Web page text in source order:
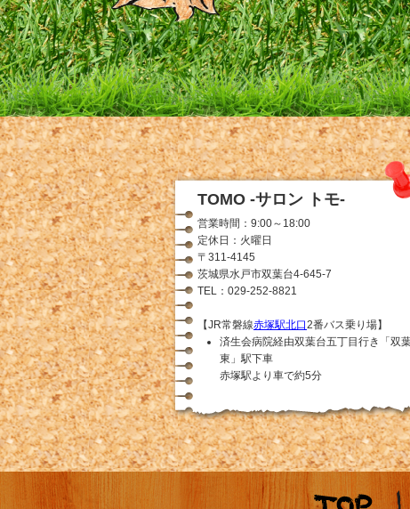
TOMO -サロン トモ-
営業時間：9:00～18:00
定休日：火曜日
〒311-4145
茨城県水戸市双葉台4-645-7
TEL：029-252-8821
【JR常磐線赤塚駅北口2番バス乗り場】
済生会病院経由双葉台五丁目行き「双
東」駅下車
赤塚駅より車で約5分